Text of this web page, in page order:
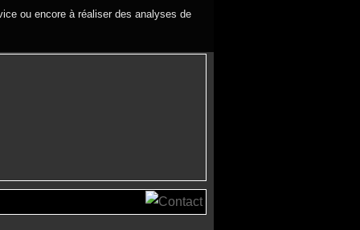
ou encore à réaliser des analyses de